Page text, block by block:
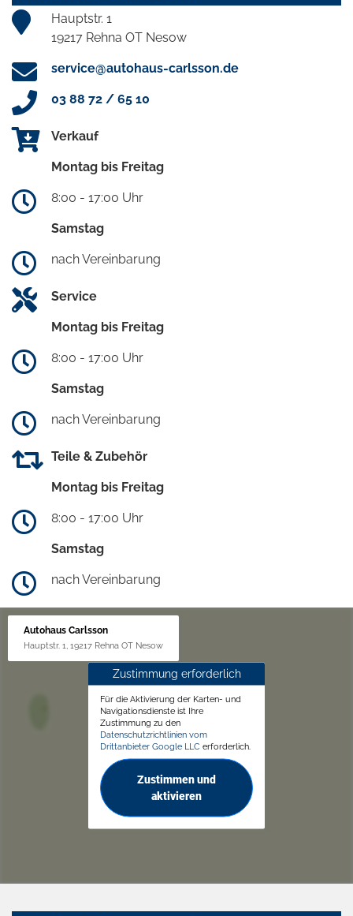
Hauptstr. 1
19217 Rehna OT Nesow
service@autohaus-carlsson.de
03 88 72 / 65 10
Verkauf
Montag bis Freitag
8:00 - 17:00 Uhr
Samstag
nach Vereinbarung
Service
Montag bis Freitag
8:00 - 17:00 Uhr
Samstag
nach Vereinbarung
Teile & Zubehör
Montag bis Freitag
8:00 - 17:00 Uhr
Samstag
nach Vereinbarung
Autohaus Carlsson
Hauptstr. 1, 19217 Rehna OT Nesow
Zustimmung erforderlich
Für die Aktivierung der Karten- und
Navigationsdienste ist Ihre
Zustimmung zu den
Datenschutzrichtlinien vom
Drittanbieter Google LLC erforderlich.
Zustimmen und
aktivieren